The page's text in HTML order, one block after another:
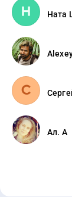
Ната
Ал. А